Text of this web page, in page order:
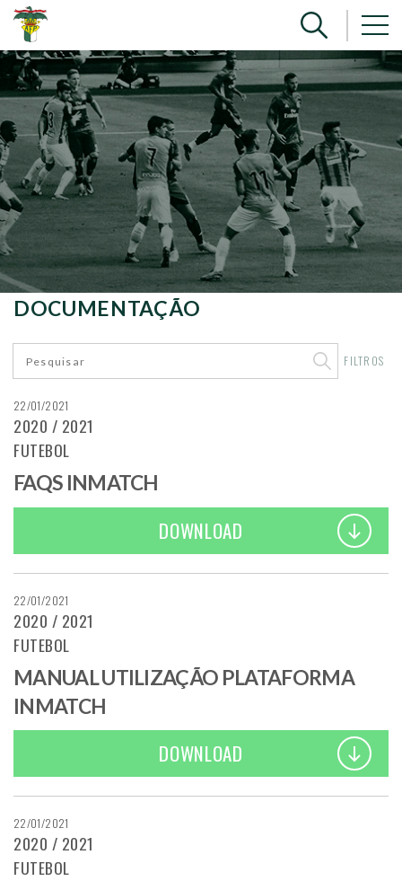
DOCUMENTAÇÃO
FILTROS
22/01/2021
2020 / 2021
FUTEBOL
FAQS INMATCH
DOWNLOAD
22/01/2021
2020 / 2021
FUTEBOL
MANUAL UTILIZAÇÃO PLATAFORMA
INMATCH
DOWNLOAD
22/01/2021
2020 / 2021
FUTEBOL